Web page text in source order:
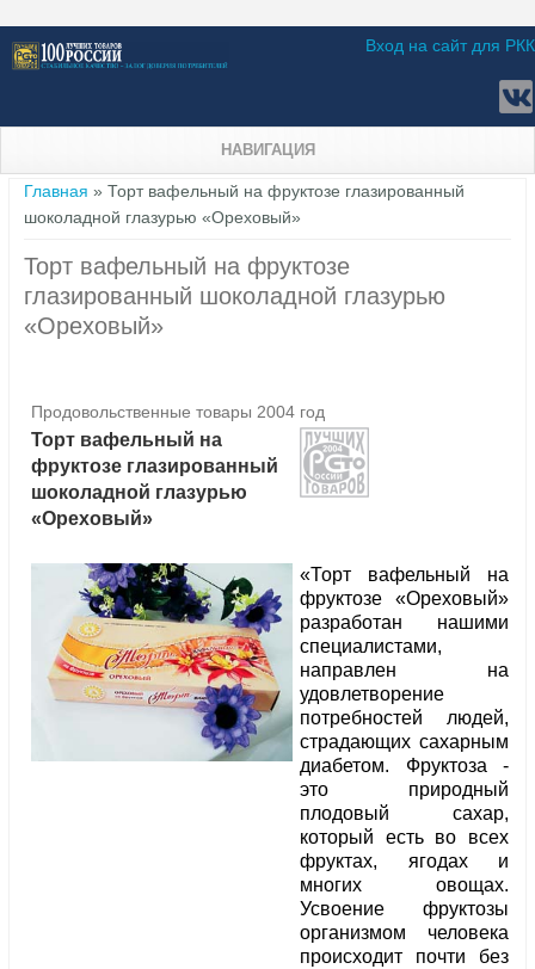
Вход на сайт для РКК
НАВИГАЦИЯ
Вы здесь
Главная » Торт вафельный на фруктозе глазированный
шоколадной глазурью «Ореховый»
Торт вафельный на фруктозе
глазированный шоколадной глазурью
«Ореховый»
Продовольственные товары 2004 год
Торт вафельный на
фруктозе глазированный
шоколадной глазурью
«Ореховый»
«Торт вафельный на
фруктозе «Ореховый»
разработан нашими
специалистами,
направлен на
удовлетворение
потребностей людей,
страдающих сахарным
диабетом. Фруктоза -
это природный
плодовый сахар,
который есть во всех
фруктах, ягодах и
многих овощах.
Усвоение фруктозы
организмом человека
происходит почти без